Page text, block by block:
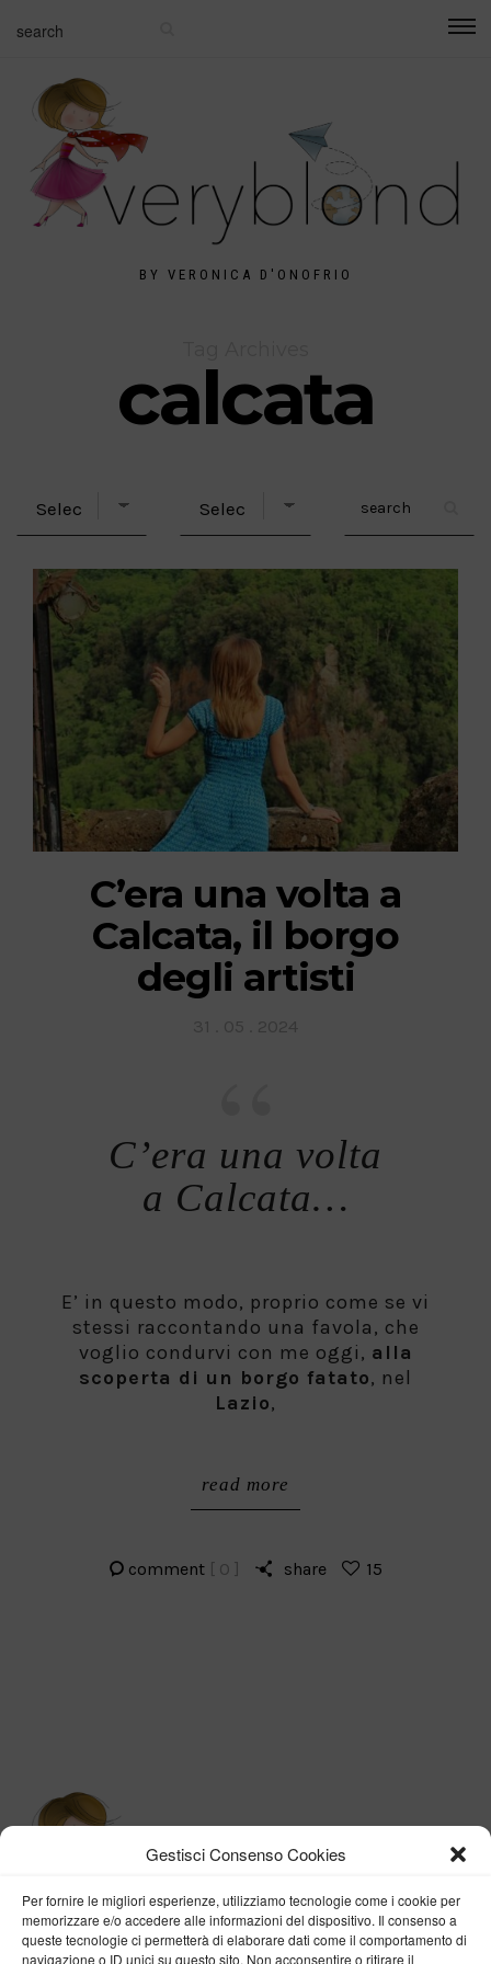
Gestisci Consenso Cookies
Per fornire le migliori esperienze, utilizziamo tecnologie come i cookie per
memorizzare e/o accedere alle informazioni del dispositivo. Il consenso a
queste tecnologie ci permetterà di elaborare dati come il comportamento di
navigazione o ID unici su questo sito. Non acconsentire o ritirare il
BY VERONICA D'ONOFRIO
calcata
C’era una volta a
Calcata, il borgo
degli artisti
C’era una volta
a Calcata…
E’ in questo modo, proprio come se vi
stessi raccontando una favola, che
voglio condurvi con me oggi, alla
scoperta di un borgo fatato, nel
Lazio,
read more
comment [ 0 ] share 15